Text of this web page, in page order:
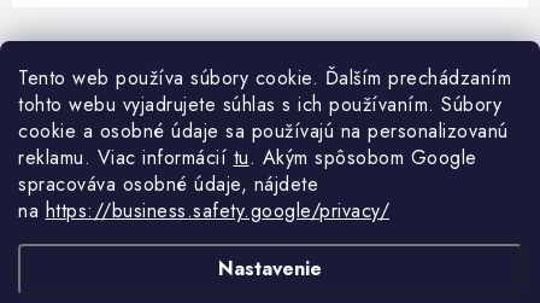
Tento web používa súbory cookie. Ďalším prechádzaním
tohto webu vyjadrujete súhlas s ich používaním. Súbory
cookie a osobné údaje sa používajú na personalizovanú
reklamu. Viac informácií tu. Akým spôsobom Google
spracováva osobné údaje, nájdete
na https://business.safety.google/privacy/
Nastavenie
Z
á
Informácie pre vás
O firme
Všetko o nákupe
Kontakty
Všetko o nákupe
Obchodné podmienky
NAPÍŠTE NÁM NA WHATSAPP
Potrebujete poradiť?Spýtajte sa nášho
asistenta Mediho.